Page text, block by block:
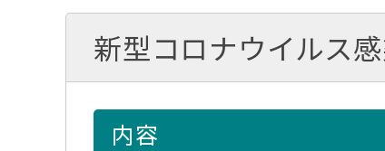
新型コロナウイルス
内容